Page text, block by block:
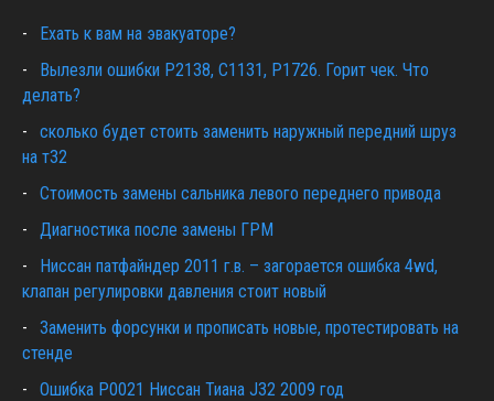
Ехать к вам на эвакуаторе?
Вылезли ошибки Р2138, С1131, Р1726. Горит чек. Что
делать?
сколько будет стоить заменить наружный передний шруз
на т32
Cтоимость замены сальника левого переднего привода
Диагностика после замены ГРМ
Ниссан патфайндер 2011 г.в. – загорается ошибка 4wd,
клапан регулировки давления стоит новый
Заменить форсунки и прописать новые, протестировать на
стенде
Ошибка Р0021 Ниссан Тиана J32 2009 год